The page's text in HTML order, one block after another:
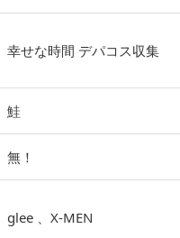
幸せな時間 デパコス収集
鮭
無！
glee 、X-MEN